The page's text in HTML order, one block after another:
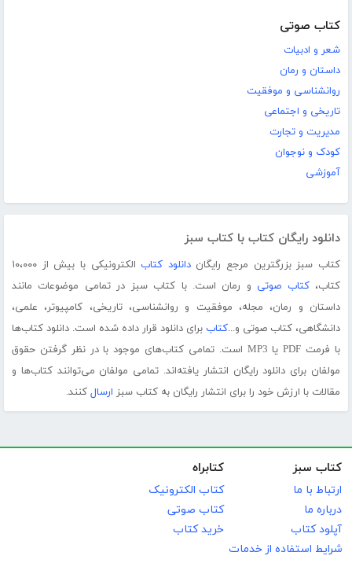
کتاب صوتی
شعر و ادبیات
داستان و رمان
روانشناسی و موفقیت
تاریخی و اجتماعی
مدیریت و تجارت
کودک و نوجوان
آموزشی
دانلود رایگان کتاب با کتاب سبز
کتاب سبز بزرگترین مرجع رایگاندانلود کتاب
الکترونیکی با بیش از ۱۰،۰۰۰
کتاب،کتاب صوتی و رمان است. با کتاب سبز در تمامی موضوعات مانند
داستان و رمان، مجله، موفقیت و روانشناسی، تاریخی، کامپیوتر، علمی،
دانشگاهی، کتاب صوتی و...کتاب برای دانلود قرار داده شده است. دانلود کتاب‌ها
با فرمت PDF یا MP3 است. تمامی کتاب‌های موجود با در نظر گرفتن حقوق
مولفان برای دانلود رایگان انتشار یافته‌اند. تمامی مولفان می‌توانند کتاب‌ها و
مقالات با ارزش خود را برای انتشار رایگان به کتاب سبز ارسال کنند.
کتاب سبز
ارتباط با ما
درباره ما
آپلود کتاب
شرایط استفاده از خدمات
کتابراه
کتاب الکترونیک
کتاب صوتی
خرید کتاب